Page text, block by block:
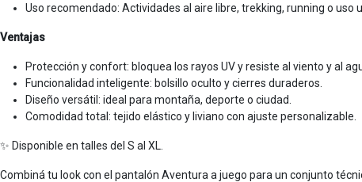
Uso recomendado: Actividades al aire libre, trekking, running o uso
Ventajas
Protección y confort: bloquea los rayos UV y resiste al viento y al
Funcionalidad inteligente: bolsillo oculto y cierres duraderos.
Diseño versátil: ideal para montaña, deporte o ciudad.
Comodidad total: tejido elástico y liviano con ajuste personalizable.
✨ Disponible en talles del S al XL.
Combiná tu look con el pantalón Aventura a juego para un conjunto